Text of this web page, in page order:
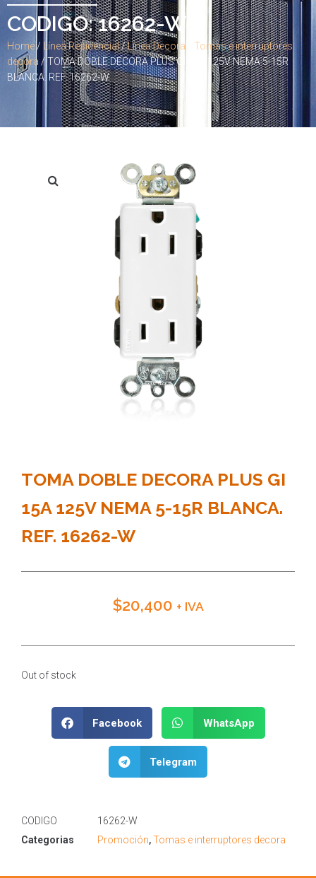
CODIGO: 16262-W
Home/ Línea Residencial/Línea Decora
Tomas e interruptores
decora / TOMA DOBLE DECORA PLUS GI 15A 125V NEMA 5-15R
BLANCA. REF. 16262-W
TOMA DOBLE DECORA PLUS GI
15A 125V NEMA 5-15R BLANCA.
REF. 16262-W
$20,400 + IVA
Out of stock
Facebook WhatsApp
Telegram
CODIGO
16262-W
Categorias
Promoción,Tomas e interruptores decora